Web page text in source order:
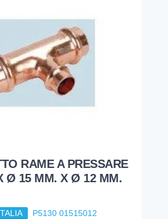
RAME A PRESSARE
Ø 15 MM. X Ø 12 MM.
P5130 01515012